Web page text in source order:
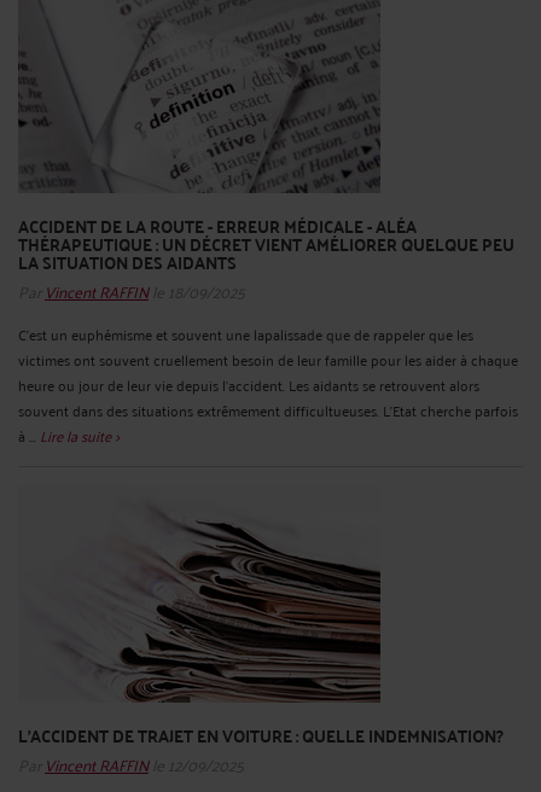
ACCIDENT DE LA ROUTE - ERREUR MÉDICALE - ALÉA
THÉRAPEUTIQUE : UN DÉCRET VIENT AMÉLIORER QUELQUE PEU
LA SITUATION DES AIDANTS
Par Vincent RAFFINle 18/09/2025
C'est un euphémisme et souvent une lapalissade que de rappeler que les
victimes ont souvent cruellement besoin de leur famille pour les aider à chaque
heure ou jour de leur vie depuis l'accident. Les aidants se retrouvent alors
souvent dans des situations extrêmement difficultueuses. L'Etat cherche parfois
à ... Lire la suite >
L’ACCIDENT DE TRAJET EN VOITURE : QUELLE INDEMNISATION?
Par Vincent RAFFINle 12/09/2025